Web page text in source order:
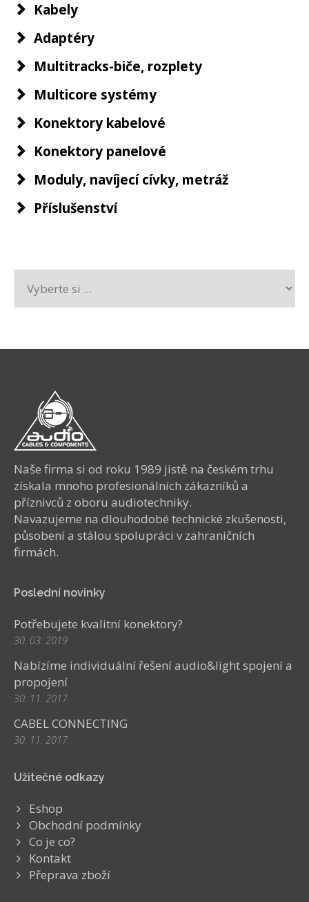
Kabely
Adaptéry
Multitracks-biče, rozplety
Multicore systémy
Konektory kabelové
Konektory panelové
Moduly, navíjecí cívky, metráž
Příslušenství
Naše firma si od roku 1989 jistě na českém trhu
získala mnoho profesionálních zákazníků a
příznivců z oboru audiotechniky.
Navazujeme na dlouhodobé technické zkušenosti,
působení a stálou spolupráci v zahraničních
firmách.
Poslední novinky
Potřebujete kvalitní konektory?
30. 03. 2019
Nabízíme individuální řešení audio&light spojení a
propojení
30. 11. 2017
CABEL CONNECTING
30. 11. 2017
Užitečné odkazy
Eshop
Obchodní podmínky
Co je co?
Kontakt
Přeprava zboží